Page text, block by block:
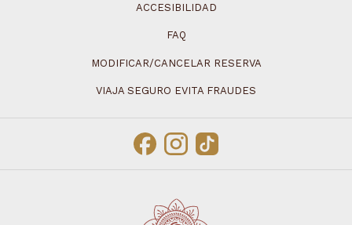
ACCESIBILIDAD
FAQ
MODIFICAR/CANCELAR RESERVA
VIAJA SEGURO EVITA FRAUDES